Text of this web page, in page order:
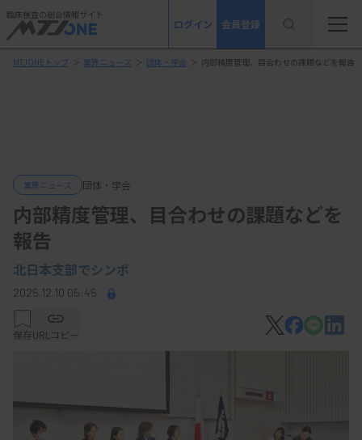
臨床検査の総合情報サイト
ログイン 会員登録
MTJONEトップ ＞ 業界ニュース ＞ 団体・学会 ＞ 内部精度管理、目合わせの課題などを報告
業界ニュース 団体・学会
内部精度管理、目合わせの課題などを
報告
北日本支部でシンポ
2025.12.10 05:45
保存URLコピー